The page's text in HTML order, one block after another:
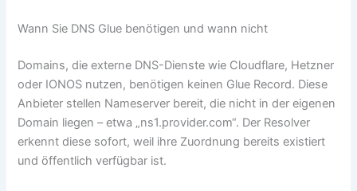
Wann Sie DNS Glue benötigen und wann nicht
Domains, die externe DNS-Dienste wie Cloudflare, Hetzner
oder IONOS nutzen, benötigen keinen Glue Record. Diese
Anbieter stellen Nameserver bereit, die nicht in der eigenen
Domain liegen – etwa „ns1.provider.com“. Der Resolver
erkennt diese sofort, weil ihre Zuordnung bereits existiert
und öffentlich verfügbar ist.